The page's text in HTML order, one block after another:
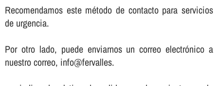
Recomendamos este método de contacto para servicios
de urgencia.
Por otro lado, puede enviarnos un correo electrónico a
nuestro correo, info@fervalles.